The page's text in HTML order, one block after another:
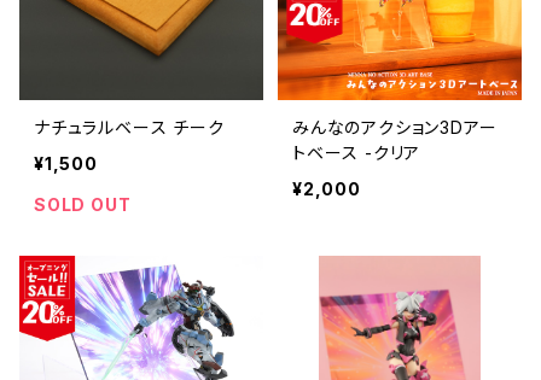
ナチュラルベース チーク
¥1,500
SOLD OUT
みんなのアクション3Dアー
トベース -クリア
¥2,000